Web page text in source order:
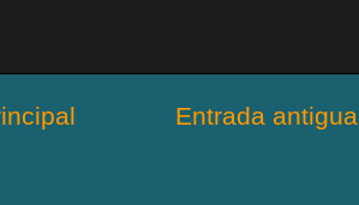
Entrada antigua